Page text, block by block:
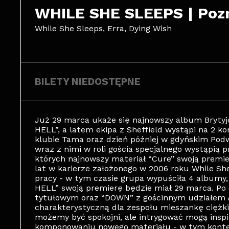
WHILE SHE SLEEPS |
While She Sleeps, Erra, Dying Wish
BILETY NIEDOSTĘPNE
Już 29 marca ukaże się najnowszy album
HELL”, a latem ekipa z Sheffield wystąpi na 2
klubie Tama oraz dzień później w gdyńskim
wraz z nimi w roli gościa specjalnego wystąpią
których najnowszy materiał “Cure” swoją
lat w karierze założonego w 2006 roku While
pracy - w tym czasie grupa wypuściła 4
HELL” swoją premierę będzie miał 29 marca.
tytułowym oraz “DOWN” z gościnnym
charakterystyczną dla zespołu mieszankę
możemy być spokojni, ale intrygować mogą
komponowaniu nowego materiału - w tym